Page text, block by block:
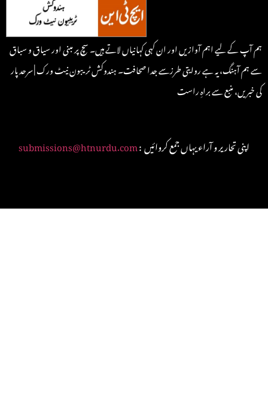
ہم آپ کے لیے اہم آوازیں اور ان کہی کہانیاں لاتے ہیں۔ سچ پر مبنی اور سیاق و سباق
سے ہم آہنگ، یہ ہے روایتی طرزسے جدا صحافت۔ ہندوکش ٹریبون نیٹ ورک | سرحد پار
کی خبریں، منبع سے براہِ راست
submissions@htnurdu.com : اپنی تحاریر و آراء یہاں جمع کروائیں